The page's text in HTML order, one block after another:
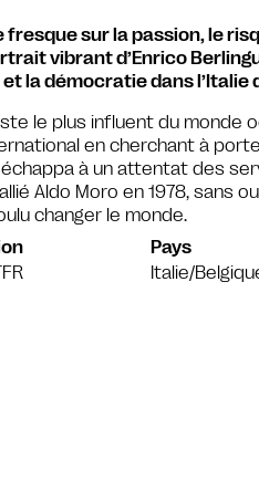
fresque sur la passion, le
vibrant d’Enrico
la démocratie dans l’Italie
le plus influent du monde
en cherchant à
échappa à un attentat des
Aldo Moro en 1978, sans
changer le monde.
Pays
Italie/